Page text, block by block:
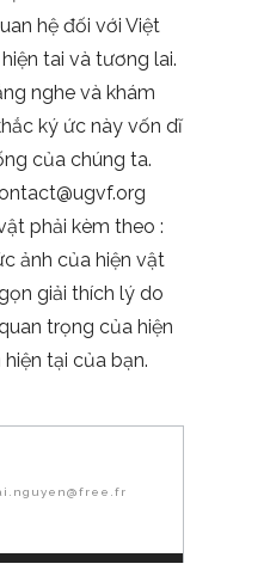
hệ đối với Việt
tai và tương lai.
nghe và khám
ký ức này vốn dĩ
của chúng ta.
phải kèm theo :
ảnh của hiện vật
giải thích lý do
trọng của hiện
tại của bạn.